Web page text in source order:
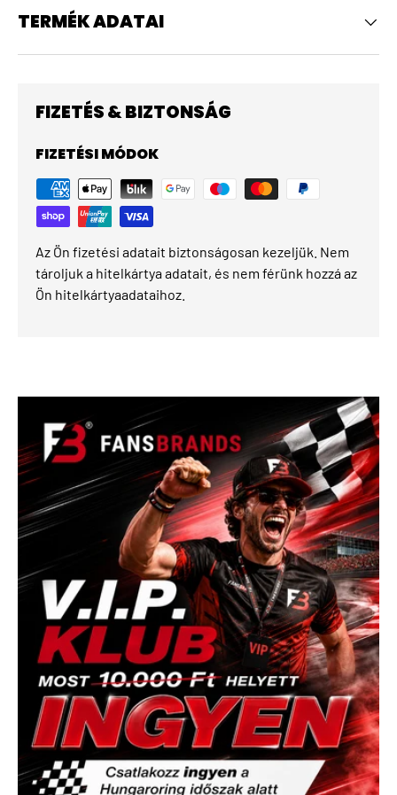
TERMÉK ADATAI
FIZETÉS & BIZTONSÁG
FIZETÉSI MÓDOK
Az Ön fizetési adatait biztonságosan kezeljük. Nem
tároljuk a hitelkártya adatait, és nem férünk hozzá az
Ön hitelkártyaadataihoz.